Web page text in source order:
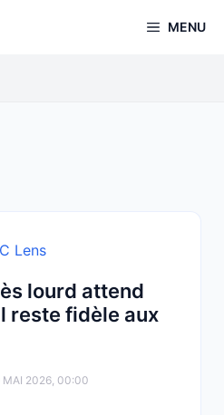
MENU
Lens
lourd attend
reste fidèle aux
MAI 2026, 00:00